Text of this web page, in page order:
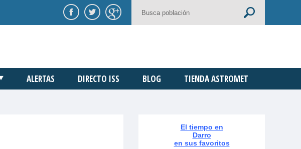
ALERTAS DIRECTO ISS BLOG TIENDA ASTROMET
El tiempo en
Darro
en sus favoritos